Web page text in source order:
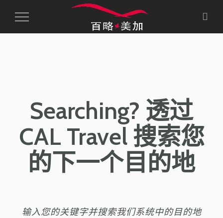
Toggle
Searching? 透过
CAL Travel 搜索您
的下一个目的地
输入您的关键字并搜索我们系统中的目的地